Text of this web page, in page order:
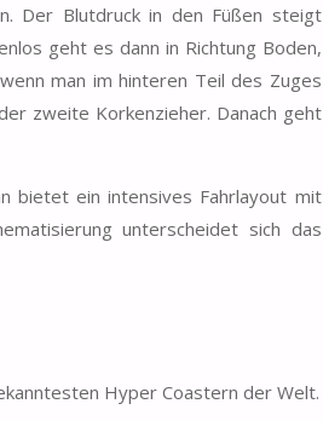
Der Blutdruck in den Füßen steigt
geht es dann in Richtung Boden,
man im hinteren Teil des Zuges
zweite Korkenzieher. Danach geht
bietet ein intensives Fahrlayout mit
unterscheidet sich das
Hyper Coastern der Welt.